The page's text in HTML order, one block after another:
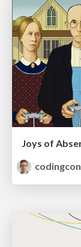
Joys of